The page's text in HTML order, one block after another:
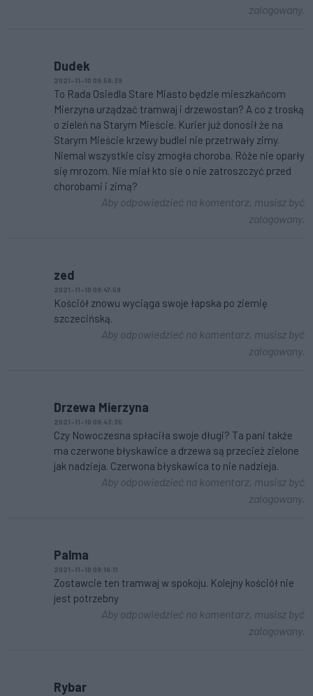
zalogowany.
Dudek
2021-11-10 09:58:39
To Rada Osiedla Stare Miasto będzie mieszkańcom
Mierzyna urządzać tramwaj i drzewostan? A co z troską
o zieleń na Starym Mieście. Kurier już donosił że na
Starym Mieście krzewy budlei nie przetrwały zimy.
Niemal wszystkie cisy zmogła choroba. Róże nie oparły
się mrozom. Nie miał kto sie o nie zatroszczyć przed
chorobami i zimą?
Aby odpowiedzieć na komentarz, musisz być
zalogowany.
zed
2021-11-10 09:47:59
Kościół znowu wyciąga swoje łapska po ziemię
szczecińską.
Aby odpowiedzieć na komentarz, musisz być
zalogowany.
Drzewa Mierzyna
2021-11-10 09:43:35
Czy Nowoczesna spłaciła swoje długi? Ta pani także
ma czerwone błyskawice a drzewa są przecież zielone
jak nadzieja. Czerwona błyskawica to nie nadzieja.
Aby odpowiedzieć na komentarz, musisz być
zalogowany.
Palma
2021-11-10 09:18:11
Zostawcie ten tramwaj w spokoju. Kolejny kościół nie
jest potrzebny
Aby odpowiedzieć na komentarz, musisz być
zalogowany.
Rybar